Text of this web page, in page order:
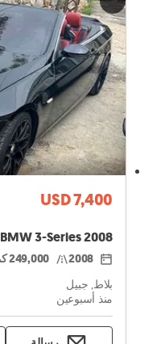
USD 7,400
BMW 3-Series 2008
2008 249,000 كم
بلاط, جبيل
منذ أسبوعين